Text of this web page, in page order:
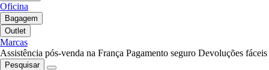
Oficina
Bagagem
Outlet
Marcas
Assistência pós-venda na França Pagamento seguro Devoluções fáceis
Pesquisar